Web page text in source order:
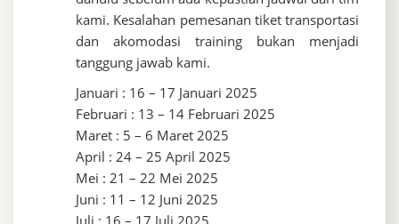
kami. Kesalahan pemesanan tiket transportasi
dan akomodasi training bukan menjadi
tanggung jawab kami.
Januari : 16 – 17 Januari 2025
Februari : 13 – 14 Februari 2025
Maret : 5 – 6 Maret 2025
April : 24 – 25 April 2025
Mei : 21 – 22 Mei 2025
Juni : 11 – 12 Juni 2025
Juli : 16 – 17 Juli 2025